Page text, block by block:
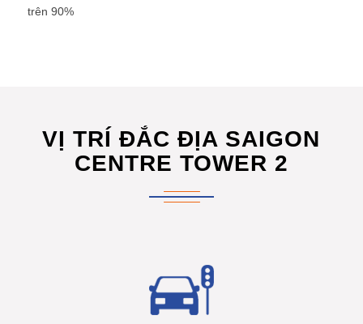
trên 90%
VỊ TRÍ ĐẮC ĐỊA SAIGON
CENTRE TOWER 2